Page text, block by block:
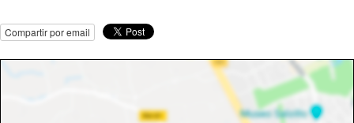
Compartir por email